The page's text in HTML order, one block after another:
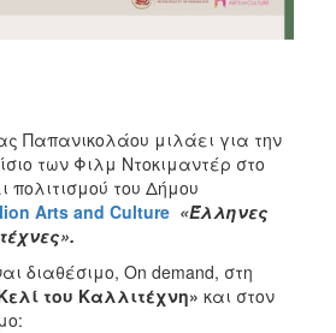
Παπανικολάου μιλάει για την
των Φιλμ Ντοκιμαντέρ στο
πολιτισμού του Δήμου
Arts and Culture «Έλληνες
διαθέσιμο, On demand, στη
του Καλλιτέχνη» και στον